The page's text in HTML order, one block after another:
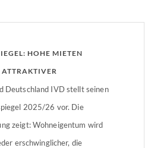
HOHE MIETEN
Deutschland IVD stellt seinen
2025/26 vor. Die
zeigt: Wohneigentum wird
erschwinglicher, die